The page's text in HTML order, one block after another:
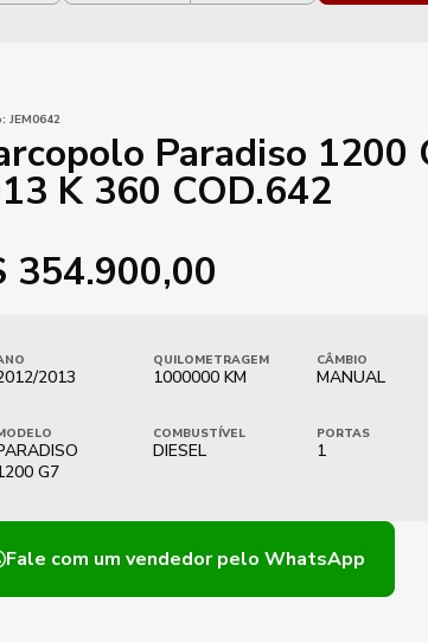
JEM0642
Paradiso 1200
K 360 COD.642
354.900,00
2013
QUILOMETRAGEM
1000000 KM
CÂMBIO
MANUAL
G7
COMBUSTÍVEL
DIESEL
PORTAS
1
Fale com um vendedorpelo WhatsApp